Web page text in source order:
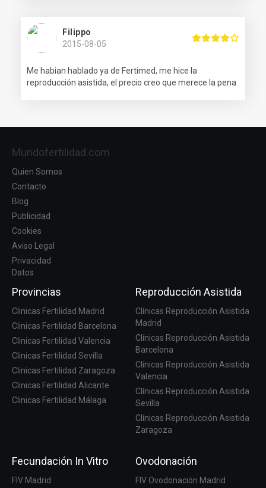
Filippo
2015-08-05
Me habian hablado ya de Fertimed, me hice la
reproducción asistida, el precio creo que merece la pena
Mundofertilidad.com
Quien Somos
Contacto
Blog
Publicidad
Cookies
Aviso Legal
Privacidad
Datos
Provincias
Clinicas Fertilidad Madrid
Clinicas Fertilidad Barcelona
Clinicas Fertilidad Valencia
Clinicas Fertilidad Sevilla
Clinicas Fertilidad Zaragoza
Clinicas Fertilidad Alicante
Clinicas Fertilidad Málaga
Reproducción Asistida
Clínicas Reproducción Asistida
Madrid
Clínicas Reproducción Asistida
Barcelona
Clínicas Reproducción Asistida
Valencia
Clínicas Reproducción Asistida
Sevilla
Clínicas Reproducción Asistida
Zaragoza
Fecundación In Vitro
FIV Madrid
Ovodonación
FIV Ovodonación Madrid